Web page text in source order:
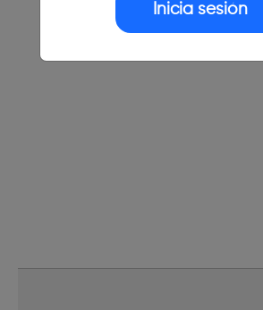
Inicia sesión